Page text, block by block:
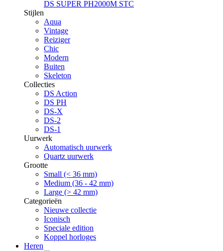
DS SUPER PH2000M STC
Stijlen
Aqua
Vintage
Reiziger
Chic
Modern
Buiten
Skeleton
Collecties
DS Action
DS PH
DS-X
DS-2
DS-1
Uurwerk
Automatisch uurwerk
Quartz uurwerk
Grootte
Small (< 36 mm)
Medium (36 - 42 mm)
Large (> 42 mm)
Categorieën
Nieuwe collectie
Iconisch
Speciale edition
Koppel horloges
Heren